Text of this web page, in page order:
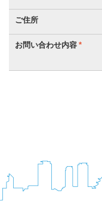
ご住所
お問い合わせ内容 *